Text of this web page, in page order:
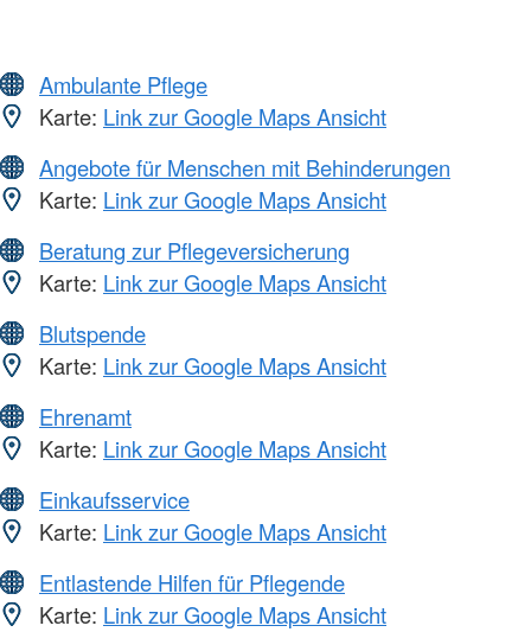
Ambulante Pflege
Karte: Link zur Google Maps Ansicht
Angebote für Menschen mit Behinderungen
Karte: Link zur Google Maps Ansicht
Beratung zur Pflegeversicherung
Karte: Link zur Google Maps Ansicht
Blutspende
Karte: Link zur Google Maps Ansicht
Ehrenamt
Karte: Link zur Google Maps Ansicht
Einkaufsservice
Karte: Link zur Google Maps Ansicht
Entlastende Hilfen für Pflegende
Karte: Link zur Google Maps Ansicht